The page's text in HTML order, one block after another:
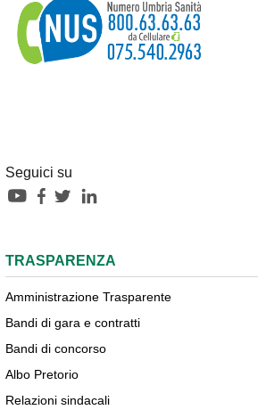
Seguici su
TRASPARENZA
Amministrazione Trasparente
Bandi di gara e contratti
Bandi di concorso
Albo Pretorio
Relazioni sindacali